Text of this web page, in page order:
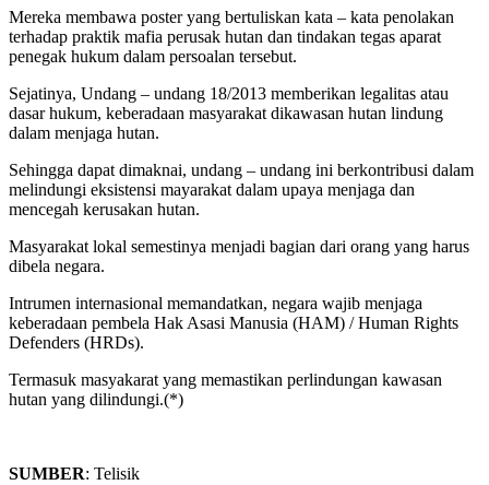
Mereka membawa poster yang bertuliskan kata – kata penolakan
terhadap praktik mafia perusak hutan dan tindakan tegas aparat
penegak hukum dalam persoalan tersebut.
Sejatinya, Undang – undang 18/2013 memberikan legalitas atau
dasar hukum, keberadaan masyarakat dikawasan hutan lindung
dalam menjaga hutan.
Sehingga dapat dimaknai, undang – undang ini berkontribusi dalam
melindungi eksistensi mayarakat dalam upaya menjaga dan
mencegah kerusakan hutan.
Masyarakat lokal semestinya menjadi bagian dari orang yang harus
dibela negara.
Intrumen internasional memandatkan, negara wajib menjaga
keberadaan pembela Hak Asasi Manusia (HAM) / Human Rights
Defenders (HRDs).
Termasuk masyakarat yang memastikan perlindungan kawasan
hutan yang dilindungi.(*)
SUMBER: Telisik